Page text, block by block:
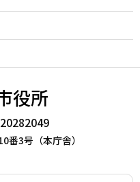
役所
3号（本庁舎）